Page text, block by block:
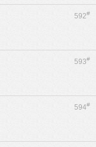
592#
593#
594#